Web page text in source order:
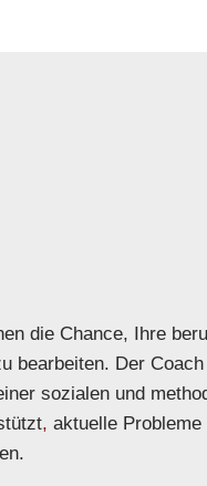
die Chance, Ihre
bearbeiten. Der
sozialen und
, aktuelle